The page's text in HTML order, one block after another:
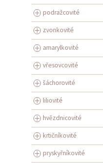
podražcovité
zvonkovité
amarylkovité
vřesovcovité
šáchorovité
liliovité
hvězdnicovité
krtičníkovité
pryskyřníkovité